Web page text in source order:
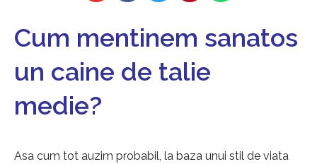
Cum mentinem sanatos
un caine de talie
medie?
Asa cum tot auzim probabil, la baza unui stil de viata